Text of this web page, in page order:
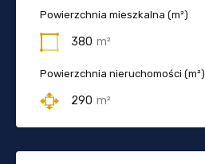
Powierzchnia mieszkalna (m²)
380 m²
Powierzchnia nieruchomości (m²)
290 m²